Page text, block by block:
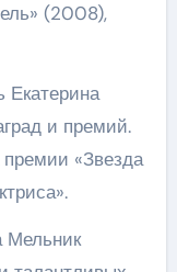
(2008),
Екатерина
и премий.
«Звезда
Мельник